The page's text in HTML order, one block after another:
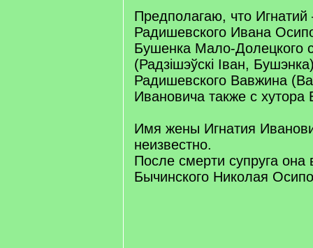
Предполагаю, что
Радишевского Ивана
Бушенка Мало-Долецкого
(Радзішэўскі Іван,
Радишевского Вавжина
Ивановича также с хутора
Имя жены Игнатия
неизвестно.
После смерти супруга
Бычинского Николая